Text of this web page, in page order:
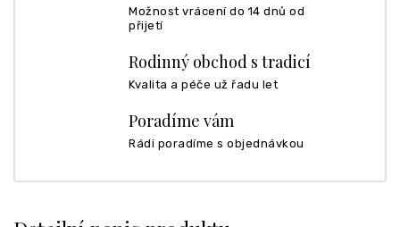
Možnost vrácení do 14 dnů od
přijetí
Rodinný obchod s tradicí
Kvalita a péče už řadu let
Poradíme vám
Rádi poradíme s objednávkou